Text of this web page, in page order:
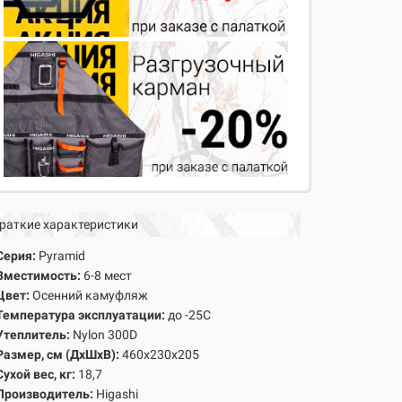
характеристики
Pyramid
6-8 мест
Осенний камуфляж
эксплуатации: до -25С
Nylon 300D
см (ДхШхВ): 460х230х205
вес, кг: 18,7
Higashi